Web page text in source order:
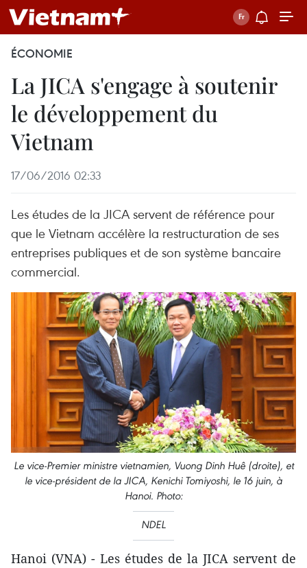
ÉCONOMIE
La JICA s'engage à soutenir
le développement du
Vietnam
17/06/2016 02:33
Les études de la JICA servent de référence pour
que le Vietnam accélère la restructuration de ses
entreprises publiques et de son système bancaire
commercial.
Le vice-Premier ministre vietnamien, Vuong Dinh Huê (droite), et
le vice-président de la JICA, Kenichi Tomiyoshi, le 16 juin, à
Hanoi. Photo:
NDEL
Hanoi (VNA) - Les études de la JICA servent de